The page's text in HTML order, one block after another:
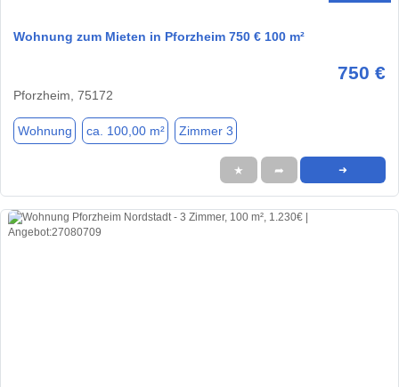
Wohnung zum Mieten in Pforzheim 750 € 100 m²
750 €
Pforzheim, 75172
Wohnung ca. 100,00 m² Zimmer 3
★ ➦ ➜